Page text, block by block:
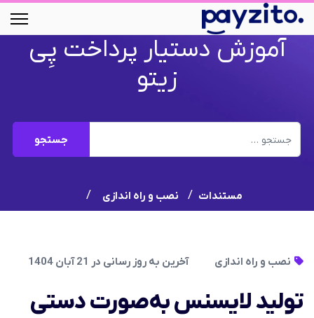
آموزش دستیار پرداخت پِی
زیتو
جستجو
مستندات نصب و راه اندازی
نصب و راه اندازی آخرین به روز رسانی در 21 آبان 1404
تولید لایسنس به‌صورت دستی